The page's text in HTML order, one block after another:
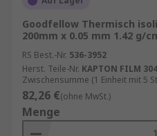
Goodfellow Thermisch
200mm x 0.05 mm 1.42 g/
RS Best.-Nr. 536-3952
Herst. Teile-Nr. KAPTON FILM
Zwischensumme (1 Einheit mit 5
82,26 €(ohne MwSt.)
Menge